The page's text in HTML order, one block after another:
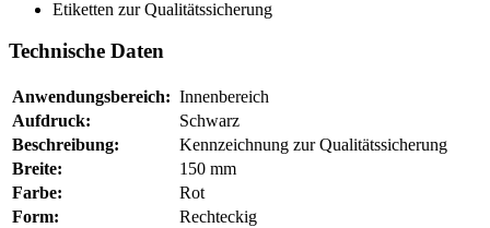
Etiketten zur Qualitätssicherung
Technische Daten
Anwendungsbereich: Innenbereich
Aufdruck:
Schwarz
Beschreibung:
Kennzeichnung zur Qualitätssicherung
Breite:
150 mm
Farbe:
Rot
Form:
Rechteckig